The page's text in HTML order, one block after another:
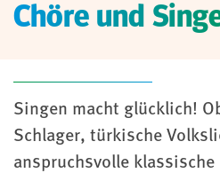
Chöre und
Singen macht glücklich!
Schlager, türkische
anspruchsvolle